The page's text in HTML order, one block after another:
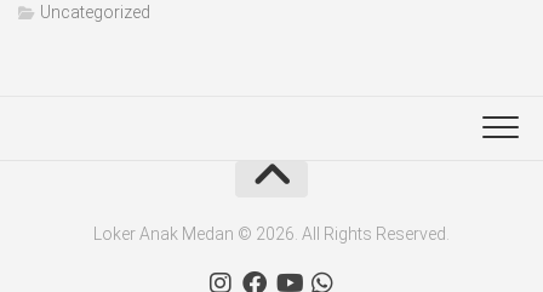
Uncategorized
Loker Anak Medan © 2026. All Rights Reserved.